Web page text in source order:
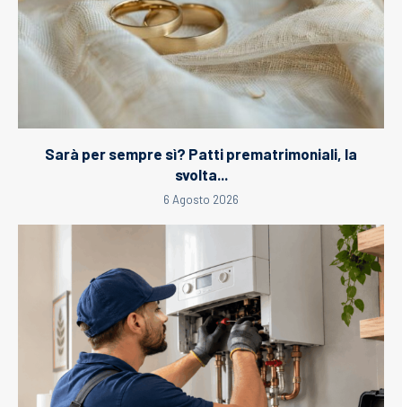
Sarà per sempre sì? Patti prematrimoniali, la
svolta...
6 Agosto 2026